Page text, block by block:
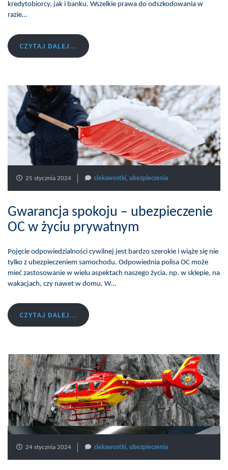
kredytobiorcy, jak i banku. Wszelkie prawa do odszkodowania w
razie…
CZYTAJ DALEJ...
25 stycznia 2024 ciekawostki, ubezpieczenia
Gwarancja spokoju – ubezpieczenie
OC w życiu prywatnym
Pojęcie odpowiedzialności cywilnej jest bardzo szerokie i wiąże się nie
tylko z ubezpieczeniem samochodu. Odpowiednia polisa OC może
mieć zastosowanie w wielu aspektach naszego życia, np. w sklepie, na
wakacjach, czy nawet w domu. W…
CZYTAJ DALEJ...
24 stycznia 2024 ciekawostki, ubezpieczenia